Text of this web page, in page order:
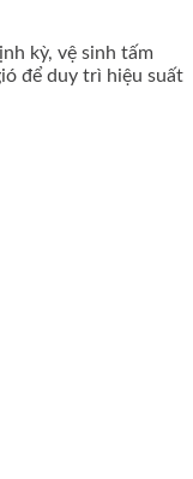
kỳ, vệ sinh tấm
để duy trì hiệu suất